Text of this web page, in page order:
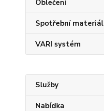
Oblečení
Spotřební materiál
VARI systém
Služby
Nabídka